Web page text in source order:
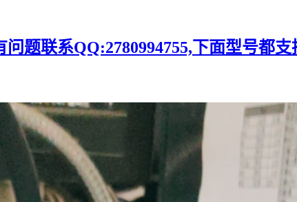
题联系QQ:2780994755,下面型号都支